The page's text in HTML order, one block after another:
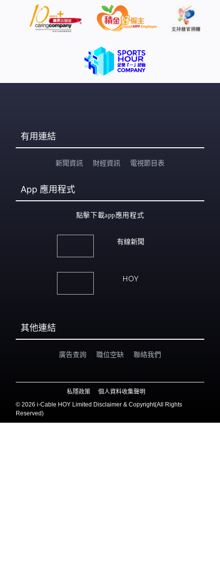
有用連結
新聞資訊 財經資訊 電視節目表
App 應用程式
點擊下載app應用程式
有線新聞
HOY
其他連結
廣告查詢 職位空缺 聯絡我們
私隱政策
個人資料收集聲明
© 2026 i-Cable HOY Limited Disclaimer & Copyright(All Rights
Reserved)